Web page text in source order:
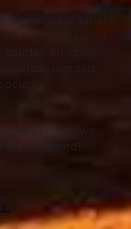
waar variatie
bestaat uit
en nieuwe
verzekerd!!